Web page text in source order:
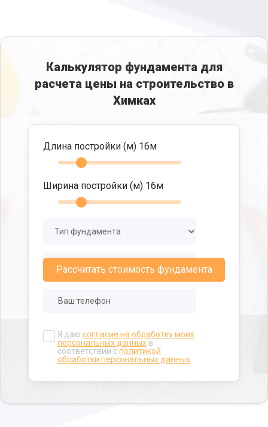
Калькулятор фундамента для
расчета цены на строительство в
Химках
Длина постройки (м) 16м
Ширина постройки (м) 16м
Я даю согласие на обработку моих
персональных данных в
соответствии сполитикой
обработки персональных данных
Рассчитать стоимость фундамента